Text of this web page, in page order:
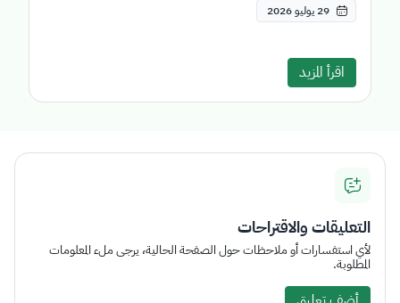
29 يوليو 2026
اقرأ المزيد
التعليقات والاقتراحات
لأي استفسارات أو ملاحظات حول الصفحة الحالية، يرجى ملء المعلومات
المطلوبة.